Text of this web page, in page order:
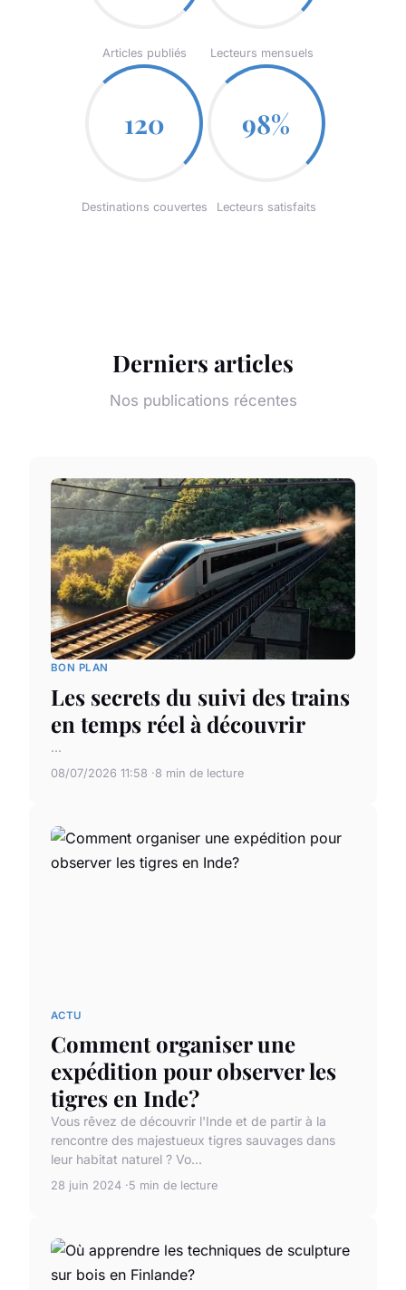
Articles publiés Lecteurs mensuels
120
Destinations couvertes
98%
Lecteurs satisfaits
Derniers articles
Nos publications récentes
BON PLAN
Les secrets du suivi des trains
en temps réel à découvrir
...
08/07/2026 11:58 8 min de lecture
ACTU
Comment organiser une
expédition pour observer les
tigres en Inde?
Vous rêvez de découvrir l'Inde et de partir à la
rencontre des majestueux tigres sauvages dans
leur habitat naturel ? Vo...
28 juin 2024 5 min de lecture